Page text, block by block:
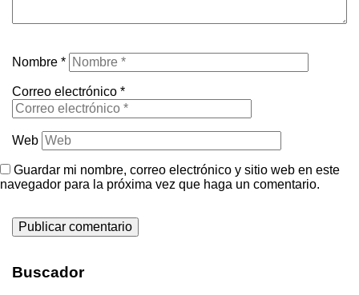
Nombre *
Correo electrónico *
Web
Guardar mi nombre, correo electrónico y sitio web en este
navegador para la próxima vez que haga un comentario.
Buscador